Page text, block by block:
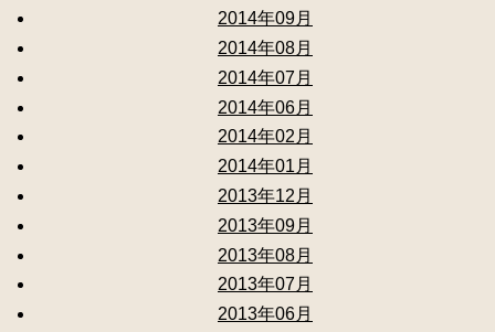
2014年09月
2014年08月
2014年07月
2014年06月
2014年02月
2014年01月
2013年12月
2013年09月
2013年08月
2013年07月
2013年06月